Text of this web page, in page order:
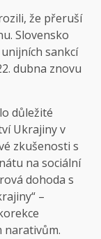
že přeruší
Slovensko
sankcí
dubna znovu
důležité
Ukrajiny v
zkušenosti s
na sociální
dohoda s
–
narativům.